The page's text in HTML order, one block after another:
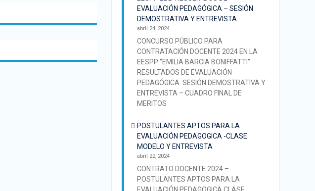
EVALUACIÓN PEDAGÓGICA – SESIÓN
DEMOSTRATIVA Y ENTREVISTA
abril 24, 2024
CONCURSO PÚBLICO PARA
CONTRATACIÓN DOCENTE 2024 EN LA
EESPP “EMILIA BARCIA BONIFFATTI”
RESULTADOS DE EVALUACIÓN
PEDAGÓGICA SESIÓN DEMOSTRATIVA Y
ENTREVISTA – CUADRO FINAL DE
MERITOS
POSTULANTES APTOS PARA LA
EVALUACIÓN PEDAGOGICA -CLASE
MODELO Y ENTREVISTA
abril 22, 2024
CONTRATO DOCENTE 2024 –
POSTULANTES APTOS PARA LA